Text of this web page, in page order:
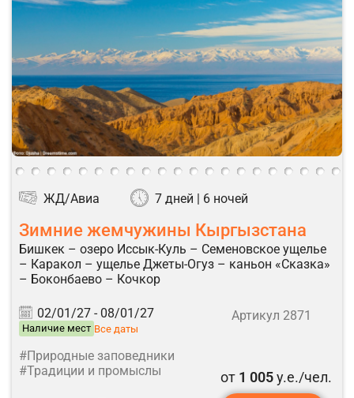
ЖД/Авиа 7 дней | 6 ночей
Зимние жемчужины Кыргызстана
Бишкек – озеро Иссык-Куль – Семеновское ущелье
– Каракол – ущелье Джеты-Огуз – каньон «Сказка»
– Боконбаево – Кочкор
02/01/27 - 08/01/27
Наличие мест Все даты
Артикул 2871
#Природные заповедники
#Традиции и промыслы
от 1 005у.е./чел.